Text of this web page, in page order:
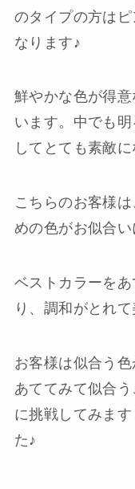
のタイプの方は
なります♪
鮮やかな色が得
います。中でも
してとても素敵に
こちらのお客様
めの色がお似合い
ベストカラーを
り、調和がとれ
お客様は似合う
あててみて似合
に挑戦してみま
た♪